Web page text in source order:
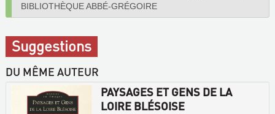
BIBLIOTHÈQUE ABBÉ-GRÉGOIRE
Suggestions
DU MÊME AUTEUR
PAYSAGES ET GENS DE LA
LOIRE BLÉSOISE